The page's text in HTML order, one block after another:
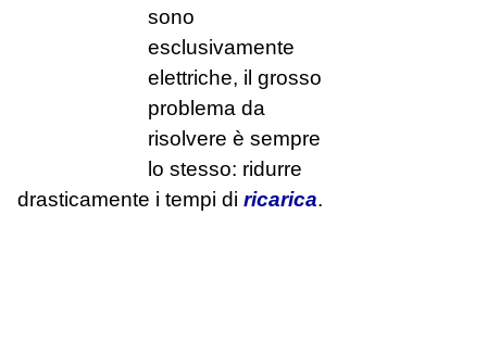
sono
esclusivamente
elettriche, il grosso
problema da
risolvere è sempre
lo stesso: ridurre
drasticamente i tempi di ricarica.